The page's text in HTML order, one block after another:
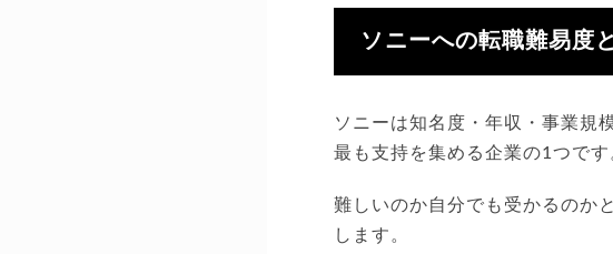
ソニーへの転職難易度
ソニーは知名度・年収・事業規
最も支持を集める企業の1つです
難しいのか自分でも受かるのか
します。